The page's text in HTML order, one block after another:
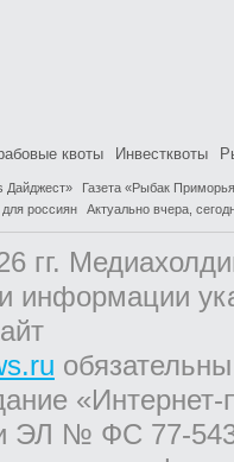
квоты Инвестквоты
Дайджест»
Газета «Рыбак
россиян Актуально вчера,
гг.
информации
ЭЛ № ФС 77-